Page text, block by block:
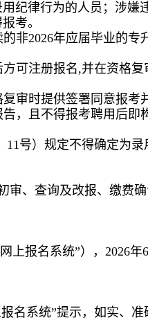
纪律行为的人员；涉嫌
考。
非2026年应届毕业的专
可注册报名,并在资格
审时提供签署同意报考
，且不得报考聘用后即
号）规定不得确定为录
审、查询及改报、缴费
上报名系统”），2026
名系统”提示，如实、